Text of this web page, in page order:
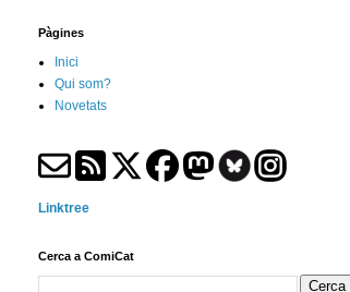
Pàgines
Inici
Qui som?
Novetats
Linktree
Cerca a ComiCat